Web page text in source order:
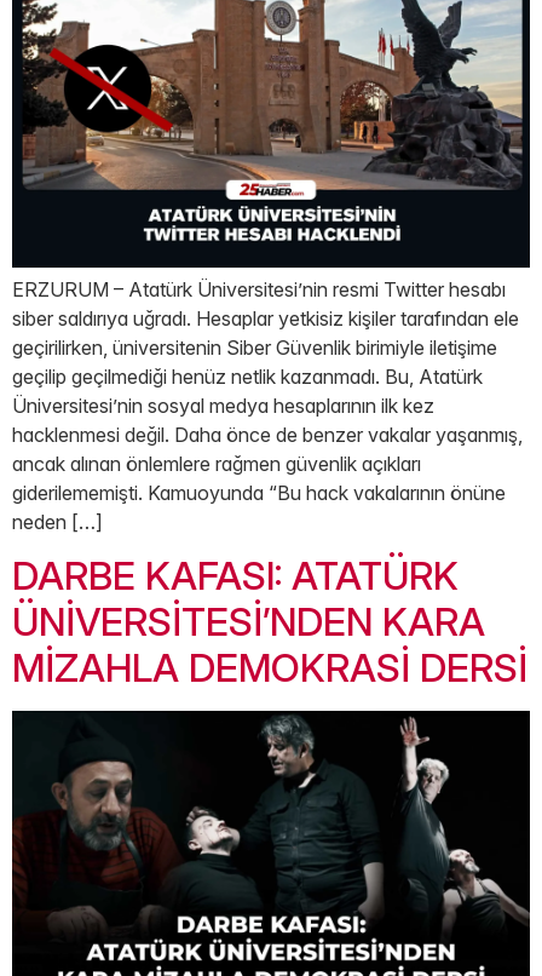
ERZURUM – Atatürk Üniversitesi’nin resmi Twitter hesabı
siber saldırıya uğradı. Hesaplar yetkisiz kişiler tarafından ele
geçirilirken, üniversitenin Siber Güvenlik birimiyle iletişime
geçilip geçilmediği henüz netlik kazanmadı. Bu, Atatürk
Üniversitesi’nin sosyal medya hesaplarının ilk kez
hacklenmesi değil. Daha önce de benzer vakalar yaşanmış,
ancak alınan önlemlere rağmen güvenlik açıkları
giderilememişti. Kamuoyunda “Bu hack vakalarının önüne
neden […]
DARBE KAFASI: ATATÜRK
ÜNİVERSİTESİ’NDEN KARA
MİZAHLA DEMOKRASİ DERSİ